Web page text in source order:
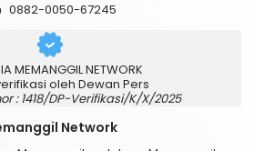
0882-0050-67245
MEMANGGIL NETWORK
oleh Dewan Pers
: 1418/DP-Verifikasi/K/X/2025
Network